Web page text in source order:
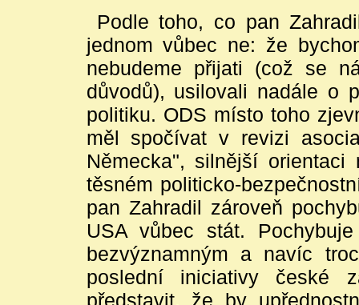
Podle toho, co pan
jednom vůbec ne: že
nebudeme přijati (což se
důvodů), usilovali nadále o
politiku. ODS místo toho
měl spočívat v revizi
Německa", silnější
těsném politicko-
pan Zahradil zároveň
USA vůbec stát.
bezvýznamným a navíc
poslední iniciativy české
představit, že by